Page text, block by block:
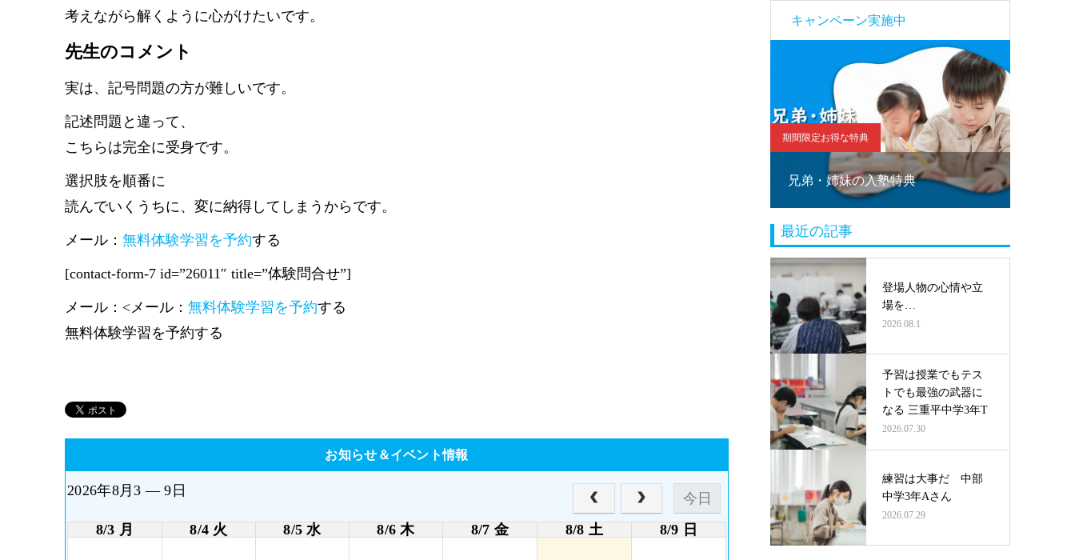
考えながら解くように心がけたいです。
先生のコメント
実は、記号問題の方が難しいです。
記述問題と違って、
こちらは完全に受身です。
選択肢を順番に
読んでいくうちに、変に納得してしまうからです。
メール： 無料体験学習を予約する
[contact-form-7 id=”26011″ title=”体験問合せ”]
メール：<メール： 無料体験学習を予約する
無料体験学習を予約する
お知らせ＆イベント情報
2026年8月3 — 9日
今日
8/3 月
8/4 火 8/5 水 8/6 木 8/7 金 8/8 土 8/9 日
キャンペーン実施中
期間限定お得な特典
兄弟・姉妹の入塾特典
最近の記事
登場人物の心情や立
場を…
2026.08.1
予習は授業でもテス
トでも最強の武器に
なる 三重平中学3年T
2026.07.30
練習は大事だ 中部
中学3年Aさん
2026.07.29